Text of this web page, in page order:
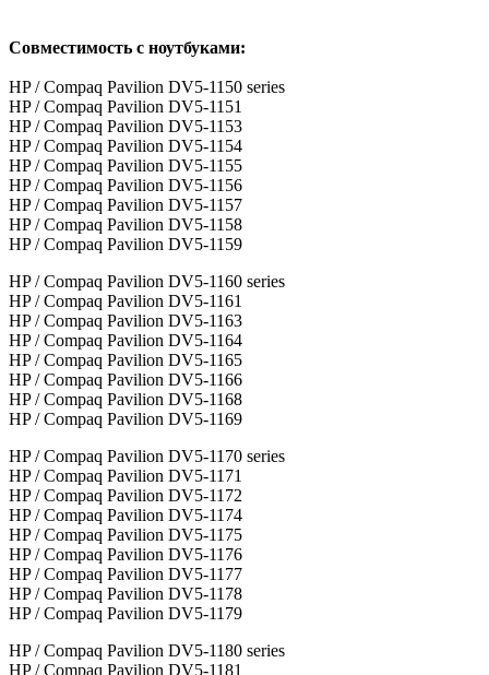
Совместимость с ноутбуками:
HP / Compaq Pavilion DV5-1150 series
HP / Compaq Pavilion DV5-1151
HP / Compaq Pavilion DV5-1153
HP / Compaq Pavilion DV5-1154
HP / Compaq Pavilion DV5-1155
HP / Compaq Pavilion DV5-1156
HP / Compaq Pavilion DV5-1157
HP / Compaq Pavilion DV5-1158
HP / Compaq Pavilion DV5-1159
HP / Compaq Pavilion DV5-1160 series
HP / Compaq Pavilion DV5-1161
HP / Compaq Pavilion DV5-1163
HP / Compaq Pavilion DV5-1164
HP / Compaq Pavilion DV5-1165
HP / Compaq Pavilion DV5-1166
HP / Compaq Pavilion DV5-1168
HP / Compaq Pavilion DV5-1169
HP / Compaq Pavilion DV5-1170 series
HP / Compaq Pavilion DV5-1171
HP / Compaq Pavilion DV5-1172
HP / Compaq Pavilion DV5-1174
HP / Compaq Pavilion DV5-1175
HP / Compaq Pavilion DV5-1176
HP / Compaq Pavilion DV5-1177
HP / Compaq Pavilion DV5-1178
HP / Compaq Pavilion DV5-1179
HP / Compaq Pavilion DV5-1180 series
HP / Compaq Pavilion DV5-1181